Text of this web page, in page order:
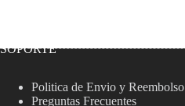
SOPORTE
Politica de Envio y Reembolso
Preguntas Frecuentes